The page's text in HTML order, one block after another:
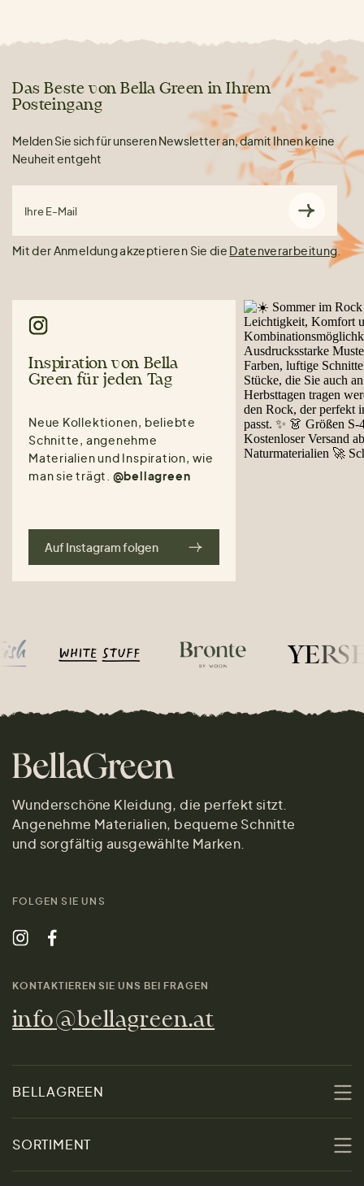
Das Beste von Bella Green in Ihrem
Posteingang
Melden Sie sich für unseren Newsletter an, damit Ihnen keine
Neuheit entgeht
Ihre E-Mail
Mit der Anmeldung akzeptieren Sie die Datenverarbeitung.
Inspiration von Bella
Green für jeden Tag
Neue Kollektionen, beliebte
Schnitte, angenehme
Materialien und Inspiration, wie
man sie trägt. @bellagreen
Auf Instagram folgen
Wunderschöne Kleidung, die perfekt sitzt.
Angenehme Materialien, bequeme Schnitte
und sorgfältig ausgewählte Marken.
FOLGEN SIE UNS
KONTAKTIEREN SIE UNS BEI FRAGEN
info@bellagreen.at
BELLAGREEN
Nachhaltigkeit
SORTIMENT